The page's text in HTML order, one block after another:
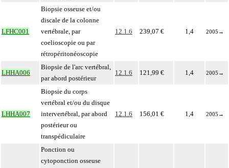
LFHC001
Biopsie osseuse et/ou
discale de la colonne
vertébrale, par
coelioscopie ou par
rétropéritonéoscopie
12.1.6 239,07 € 1,4 2005 →
LHHA006
Biopsie de l'arc vertébral,
par abord postérieur
12.1.6 121,99 € 1,4 2005 →
LHHA007
Biopsie du corps
vertébral et/ou du disque
intervertébral, par abord
postérieur ou
transpédiculaire
12.1.6 156,01 € 1,4 2005 →
Ponction ou
cytoponction osseuse